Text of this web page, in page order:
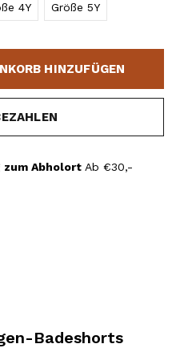
4Y Größe 5Y
HINZUFÜGEN
AbholortAb €30,-
Badeshorts